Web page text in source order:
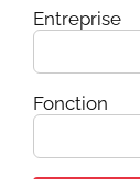
Entreprise
Fonction